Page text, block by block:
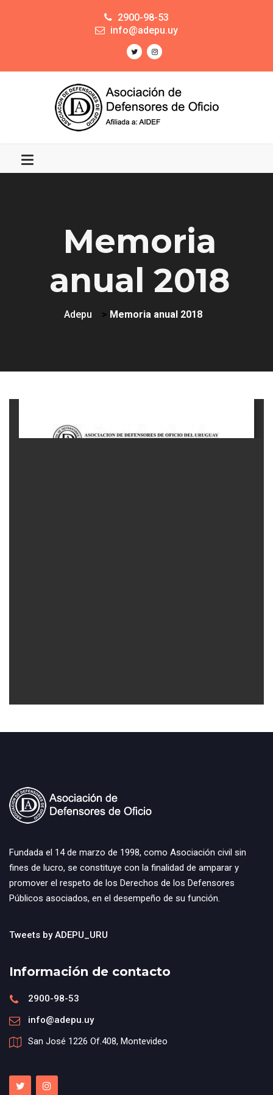
2900-98-53
info@adepu.uy
Memoria
anual 2018
Adepu > Memoria anual 2018
Fundada el 14 de marzo de 1998, como Asociación civil sin
fines de lucro, se constituye con la finalidad de amparar y
promover el respeto de los Derechos de los Defensores
Públicos asociados, en el desempeño de su función.
Tweets by ADEPU_URU
Información de contacto
2900-98-53
info@adepu.uy
San José 1226 Of.408, Montevideo